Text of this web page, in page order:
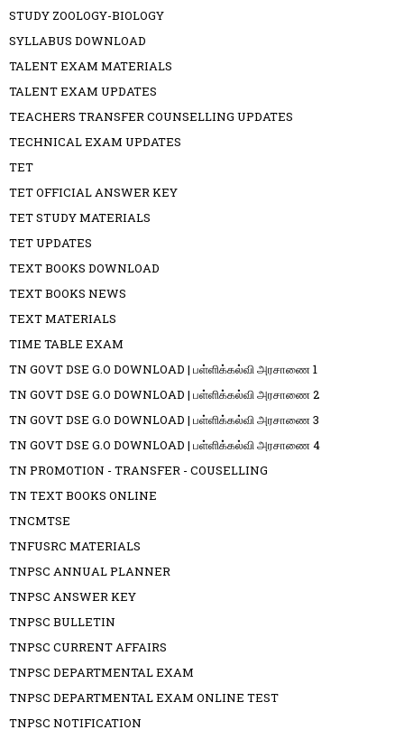
STUDY ZOOLOGY-BIOLOGY
SYLLABUS DOWNLOAD
TALENT EXAM MATERIALS
TALENT EXAM UPDATES
TEACHERS TRANSFER COUNSELLING UPDATES
TECHNICAL EXAM UPDATES
TET
TET OFFICIAL ANSWER KEY
TET STUDY MATERIALS
TET UPDATES
TEXT BOOKS DOWNLOAD
TEXT BOOKS NEWS
TEXT MATERIALS
TIME TABLE EXAM
TN GOVT DSE G.O DOWNLOAD | பள்ளிக்கல்வி அரசாணை 1
TN GOVT DSE G.O DOWNLOAD | பள்ளிக்கல்வி அரசாணை 2
TN GOVT DSE G.O DOWNLOAD | பள்ளிக்கல்வி அரசாணை 3
TN GOVT DSE G.O DOWNLOAD | பள்ளிக்கல்வி அரசாணை 4
TN PROMOTION - TRANSFER - COUSELLING
TN TEXT BOOKS ONLINE
TNCMTSE
TNFUSRC MATERIALS
TNPSC ANNUAL PLANNER
TNPSC ANSWER KEY
TNPSC BULLETIN
TNPSC CURRENT AFFAIRS
TNPSC DEPARTMENTAL EXAM
TNPSC DEPARTMENTAL EXAM ONLINE TEST
TNPSC NOTIFICATION